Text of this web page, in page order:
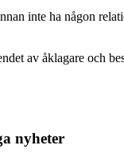
inte ha någon
av åklagare och
nyheter